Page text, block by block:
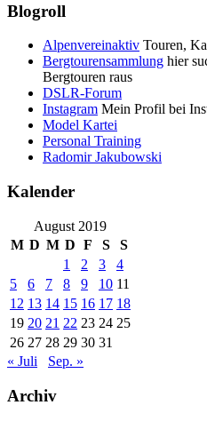
Blogroll
Alpenvereinaktiv Touren,
Bergtourensammlung hier
Bergtouren raus
DSLR-Forum
Instagram Mein Profil bei
Model Kartei
Personal Training
Radomir Jakubowski
Kalender
August 2019
M D M D F S
S
1
2 3
4
5
6 7 8 9 10 11
12 13 14 15 16 17 18
19 20 21 22 23 24 25
26 27 28 29 30 31
« Juli
Sep. »
Archiv